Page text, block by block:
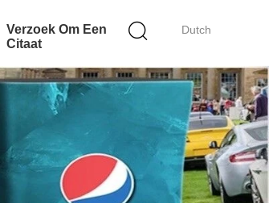
Dutch
Verzoek Om Een
Citaat